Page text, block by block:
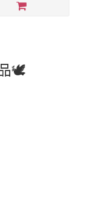
🕊️